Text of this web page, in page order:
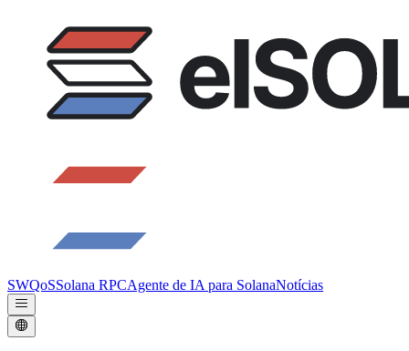
SWQoSSolana RPCAgente de IA para SolanaNotícias